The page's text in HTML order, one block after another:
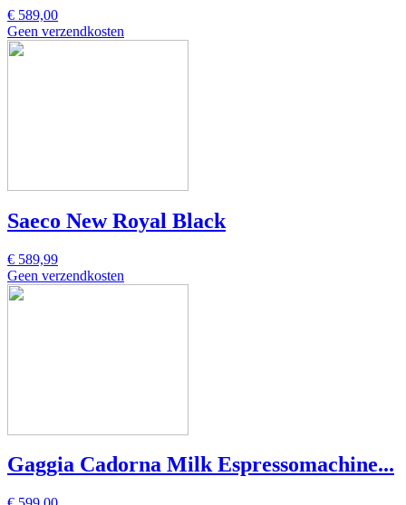
€ 589,00
Geen verzendkosten
Saeco New Royal Black
€ 589,99
Geen verzendkosten
Gaggia Cadorna Milk Espressomachine...